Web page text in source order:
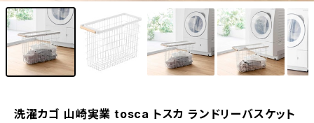
洗濯カゴ 山崎実業 tosca トスカ ランドリーバスケット